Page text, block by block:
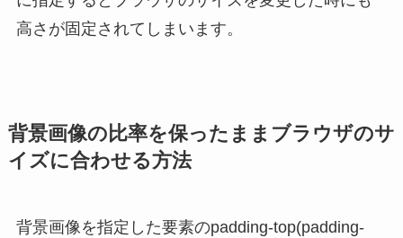
高さが固定されてしまいます。
背景画像の比率を保ったままブラウザのサ
イズに合わせる方法
背景画像を指定した要素のpadding-top(padding-